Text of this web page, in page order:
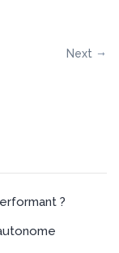
Next
?